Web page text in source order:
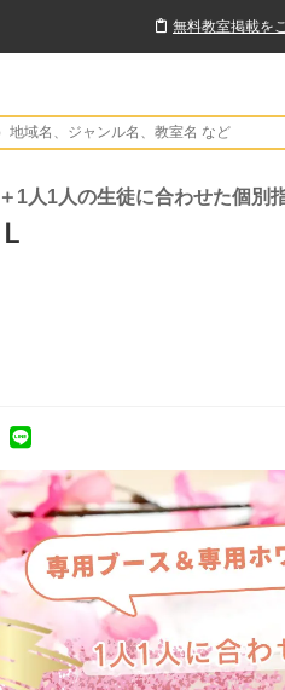
無料教室掲載を
1人1人の生徒に合わせた個別